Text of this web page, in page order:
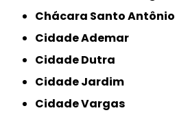
Chácara Santo Antônio
Cidade Ademar
Cidade Dutra
Cidade Jardim
Cidade Vargas